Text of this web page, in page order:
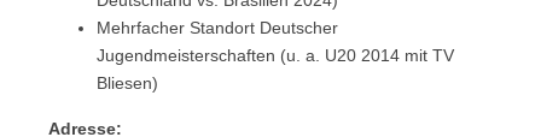
Mehrfacher Standort Deutscher
Jugendmeisterschaften (u. a. U20 2014 mit TV
Bliesen)
Adresse: